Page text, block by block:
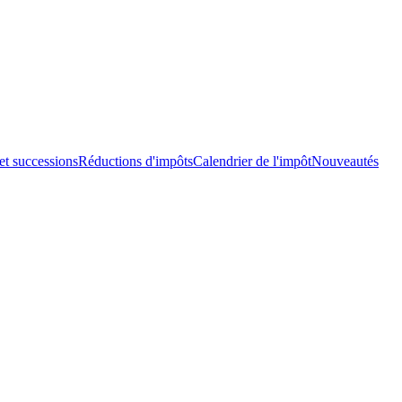
successionsRéductions d'impôtsCalendrier de l'impôtNouveautés